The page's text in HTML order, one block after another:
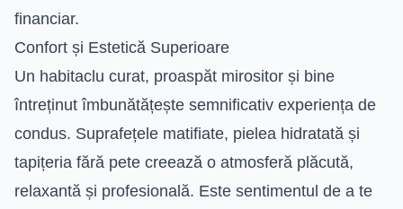
financiar.
Confort și Estetică Superioare
Un habitaclu curat, proaspăt mirositor și bine
întreținut îmbunătățește semnificativ experiența de
condus. Suprafețele matifiate, pielea hidratată și
tapițeria fără pete creează o atmosferă plăcută,
relaxantă și profesională. Este sentimentul de a te